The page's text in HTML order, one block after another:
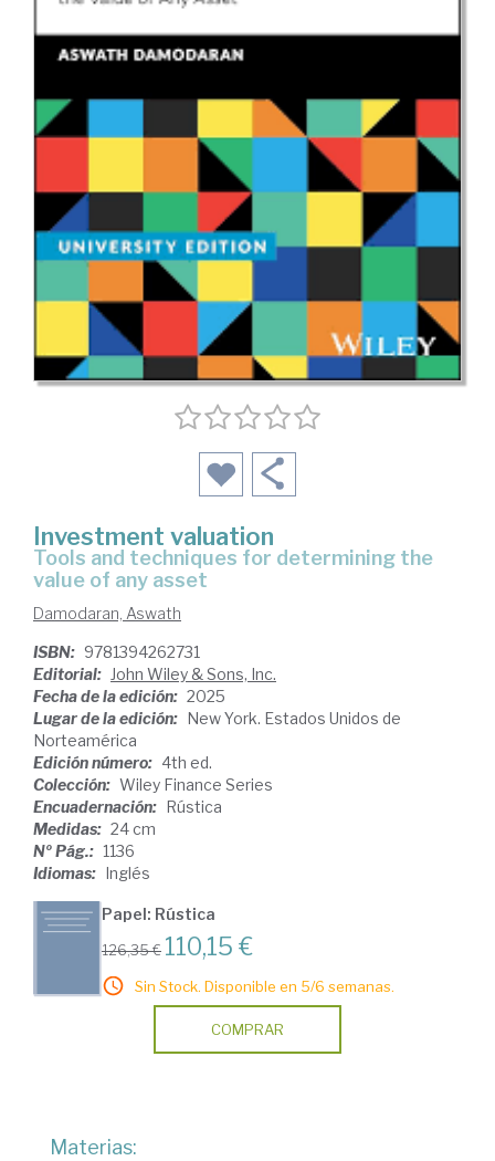
Investment valuation
tools and techniques for determining the
value of any asset
Damodaran, Aswath
ISBN: 9781394262731
Editorial: John Wiley & Sons, Inc.
Fecha de la edición: 2025
Lugar de la edición: New York. Estados Unidos de
Norteamérica
Edición número: 4th ed.
Colección: Wiley Finance Series
Encuadernación: Rústica
Medidas: 24 cm
Nº Pág.: 1136
Idiomas: Inglés
Papel: Rústica
126,35 € 110,15 €
Sin Stock. Disponible en 5/6 semanas.
COMPRAR
Materias: